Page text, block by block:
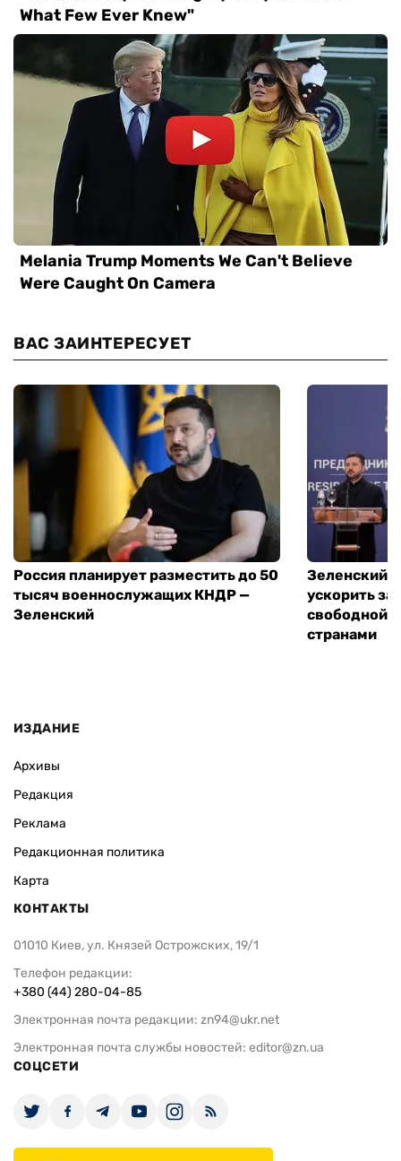
ВАС ЗАИНТЕРЕСУЕТ
Россия планирует разместить до 50
тысяч военнослужащих КНДР —
Зеленский
Зеленский
ускорить
свободной
странами
ИЗДАНИЕ
Архивы
Редакция
Реклама
Редакционная политика
Карта
КОНТАКТЫ
01010 Киев, ул. Князей Острожских, 19/1
Телефон редакции:
+380 (44) 280-04-85
Электронная почта редакции: zn94@ukr.net
Электронная почта службы новостей: editor@zn.ua
СОЦСЕТИ